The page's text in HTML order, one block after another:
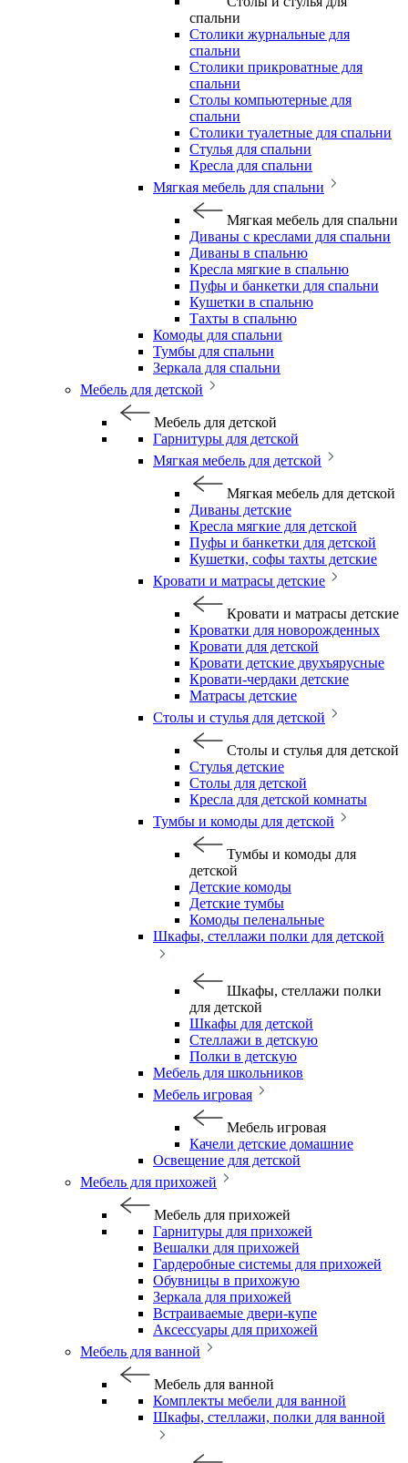
спальни
Столики журнальные для
спальни
Столики прикроватные для
спальни
Столы компьютерные для
спальни
Столики туалетные для спальни
Стулья для спальни
Кресла для спальни
Мягкая мебель для спальни
Мягкая мебель для спальни
Диваны с креслами для спальни
Диваны в спальню
Кресла мягкие в спальню
Пуфы и банкетки для спальни
Кушетки в спальню
Тахты в спальню
Комоды для спальни
Тумбы для спальни
Зеркала для спальни
Мебель для детской
Мебель для детской
Гарнитуры для детской
Мягкая мебель для детской
Мягкая мебель для детской
Диваны детские
Кресла мягкие для детской
Пуфы и банкетки для детской
Кушетки, софы тахты детские
Кровати и матрасы детские
Кровати и матрасы детские
Кроватки для новорожденных
Кровати для детской
Кровати детские двухъярусные
Кровати-чердаки детские
Матрасы детские
Столы и стулья для детской
Столы и стулья для детской
Стулья детские
Столы для детской
Кресла для детской комнаты
Тумбы и комоды для детской
Тумбы и комоды для
детской
Детские комоды
Детские тумбы
Комоды пеленальные
Шкафы, стеллажи полки для детской
Шкафы, стеллажи полки
для детской
Шкафы для детской
Стеллажи в детскую
Полки в детскую
Мебель для школьников
Мебель игровая
Мебель игровая
Качели детские домашние
Освещение для детской
Мебель для прихожей
Мебель для прихожей
Гарнитуры для прихожей
Вешалки для прихожей
Гардеробные системы для прихожей
Обувницы в прихожую
Зеркала для прихожей
Встраиваемые двери-купе
Аксессуары для прихожей
Мебель для ванной
Мебель для ванной
Комплекты мебели для ванной
Шкафы, стеллажи, полки для ванной